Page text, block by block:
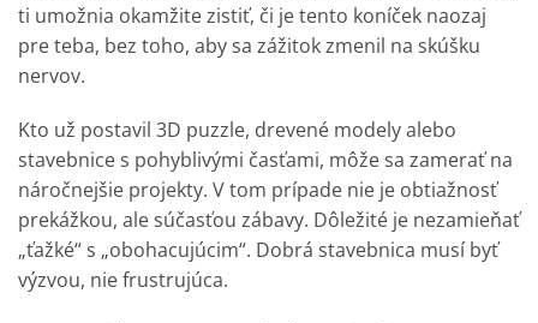
ti umožnia okamžite zistiť, či je tento koníček naozaj
pre teba, bez toho, aby sa zážitok zmenil na skúšku
nervov.
Kto už postavil 3D puzzle, drevené modely alebo
stavebnice s pohyblivými časťami, môže sa zamerať na
náročnejšie projekty. V tom prípade nie je obtiažnosť
prekážkou, ale súčasťou zábavy. Dôležité je nezamieňať
„ťažké“ s „obohacujúcim“. Dobrá stavebnica musí byť
výzvou, nie frustrujúca.